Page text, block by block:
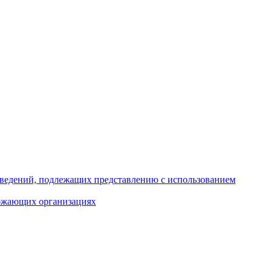
подлежащих представлению с использованием
организациях